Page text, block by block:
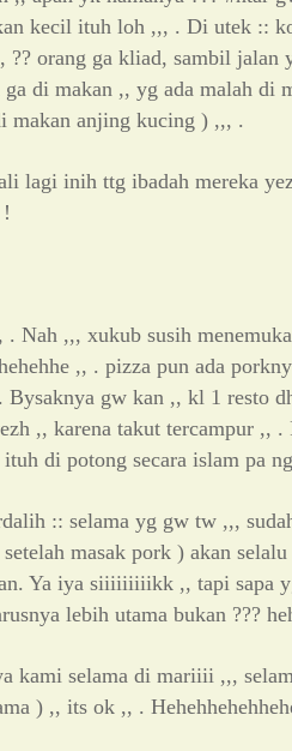
kecil ituh loh ,,, . Di utek ::
?? orang ga kliad, sambil jalan
ga di makan ,, yg ada malah di
makan anjing kucing ) ,,, .
lagi inih ttg ibadah mereka
. Nah ,,, xukub susih
,, . pizza pun ada
Bysaknya gw kan ,, kl 1 resto
,, karena takut tercampur ,, .
di potong secara islam pa
:: selama yg gw tw ,,,
setelah masak pork ) akan
Ya iya siiiiiiiiikk ,, tapi sapa
lebih utama bukan ???
kami selama di mariiii ,,,
) ,, its ok ,, .